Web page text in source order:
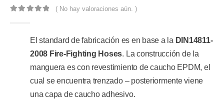
( No hay valoraciones aún. )
El standard de fabricación es en base a la DIN14811-
2008 Fire-Fighting Hoses. La construcción de la
manguera es con revestimiento de caucho EPDM, el
cual se encuentra trenzado – posteriormente viene
una capa de caucho adhesivo.